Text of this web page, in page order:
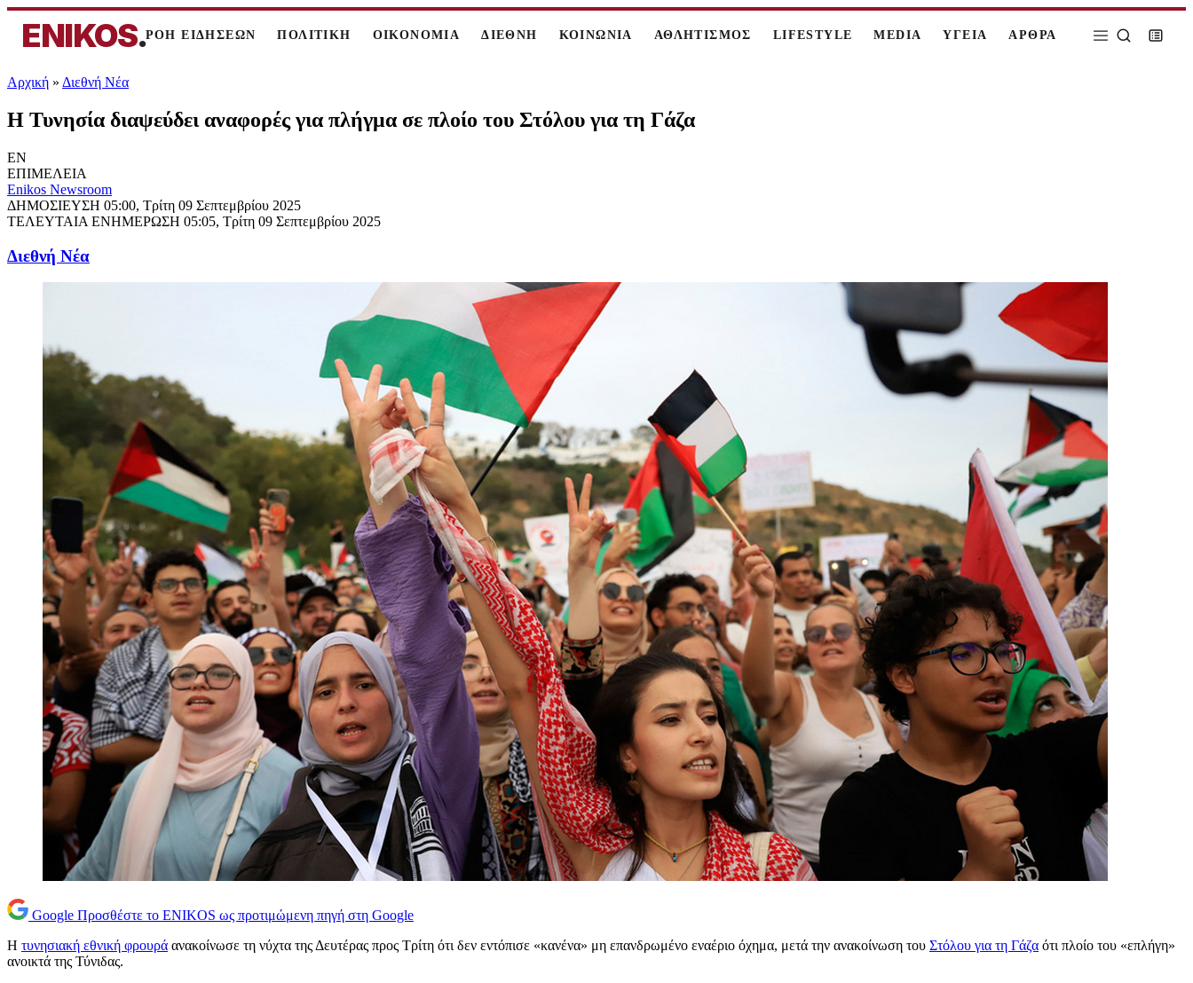
ENIKOS.ΡΟΗ ΕΙΔΗΣΕΩΝ ΠΟΛΙΤΙΚΗ ΟΙΚΟΝΟΜΙΑ ΔΙΕΘΝΗ ΚΟΙΝΩΝΙΑ ΑΘΛΗΤΙΣΜΟΣ LIFESTYLE MEDIA ΥΓΕΙΑ ΑΡΘΡΑ
Αρχική » Διεθνή Νέα
Η Τυνησία διαψεύδει αναφορές για πλήγμα σε πλοίο του Στόλου για τη Γάζα
EN
ΕΠΙΜΕΛΕΙΑ
Enikos Newsroom
ΔΗΜΟΣΙΕΥΣΗ 05:00, Τρίτη 09 Σεπτεμβρίου 2025
ΤΕΛΕΥΤΑΙΑ ΕΝΗΜΕΡΩΣΗ 05:05, Τρίτη 09 Σεπτεμβρίου 2025
Διεθνή Νέα
Google Προσθέστε το ENIKOS ως προτιμώμενη πηγή στη Google
Η τυνησιακή εθνική φρουρά ανακοίνωσε τη νύχτα της Δευτέρας προς Τρίτη ότι δεν εντόπισε «κανένα» μη επανδρωμένο εναέριο όχημα, μετά την ανακοίνωση του Στόλου για τη Γάζα ότι πλοίο του «επλήγη»
ανοικτά της Τύνιδας.